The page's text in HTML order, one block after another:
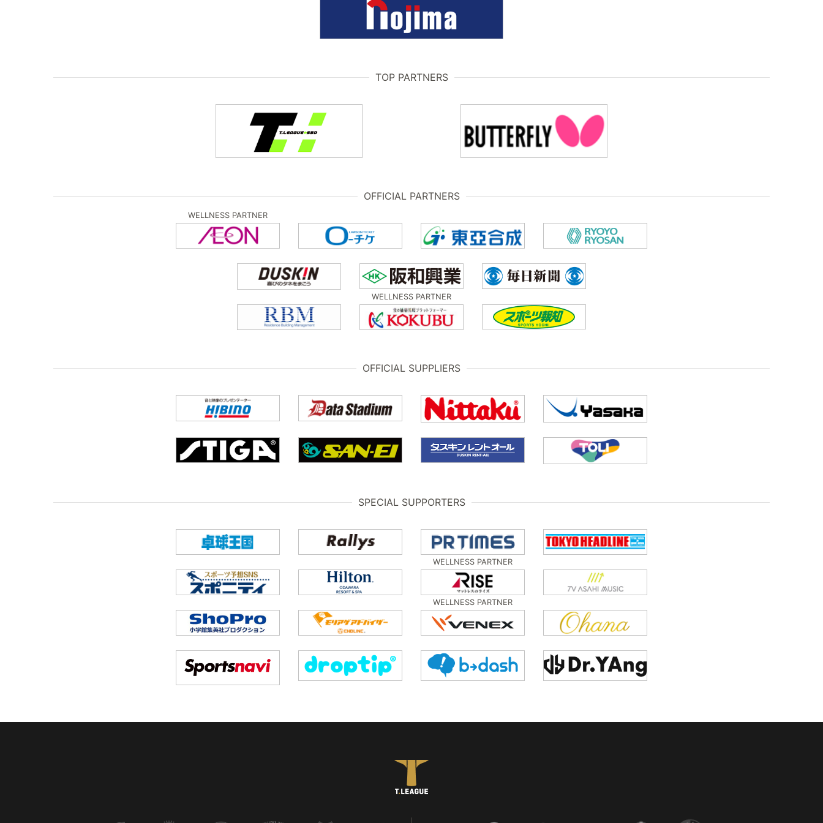
TOP PARTNERS
OFFICIAL PARTNERS
WELLNESS PARTNER
WELLNESS PARTNER
OFFICIAL SUPPLIERS
SPECIAL SUPPORTERS
WELLNESS PARTNER
WELLNESS PARTNER